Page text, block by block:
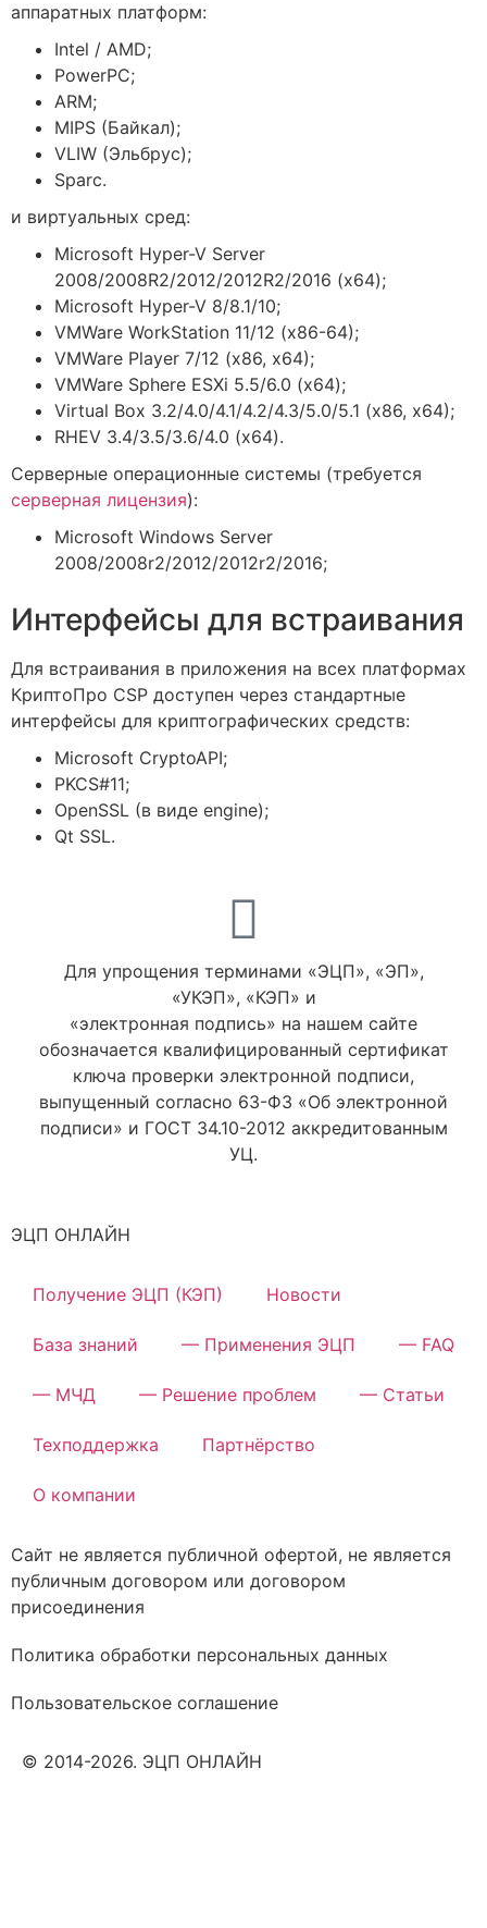
аппаратных платформ:
Intel / AMD;
PowerPC;
ARM;
MIPS (Байкал);
VLIW (Эльбрус);
Sparc.
и виртуальных сред:
Microsoft Hyper-V Server
2008/2008R2/2012/2012R2/2016 (x64);
Microsoft Hyper-V 8/8.1/10;
VMWare WorkStation 11/12 (x86-64);
VMWare Player 7/12 (x86, x64);
VMWare Sphere ESXi 5.5/6.0 (x64);
Virtual Box 3.2/4.0/4.1/4.2/4.3/5.0/5.1 (x86, x64);
RHEV 3.4/3.5/3.6/4.0 (x64).
Серверные операционные системы (требуется
серверная лицензия):
Microsoft Windows Server
2008/2008r2/2012/2012r2/2016;
Интерфейсы для встраивания
Для встраивания в приложения на всех платформах
КриптоПро CSP доступен через стандартные
интерфейсы для криптографических средств:
Microsoft CryptoAPI;
PKCS#11;
OpenSSL (в виде engine);
Qt SSL.
Для упрощения терминами «ЭЦП», «ЭП»,
«УКЭП», «КЭП» и
«электронная подпись» на нашем сайте
обозначается квалифицированный сертификат
ключа проверки электронной подписи,
выпущенный согласно 63-ФЗ «Об электронной
подписи» и ГОСТ 34.10-2012 аккредитованным
УЦ.
ЭЦП ОНЛАЙН
Получение ЭЦП (КЭП) Новости
База знаний — Применения ЭЦП — FAQ
— МЧД — Решение проблем — Статьи
Техподдержка Партнёрство
О компании
Сайт не является публичной офертой, не является
публичным договором или договором
присоединения
Политика обработки персональных данных
Пользовательское соглашение
© 2014-2026. ЭЦП ОНЛАЙН